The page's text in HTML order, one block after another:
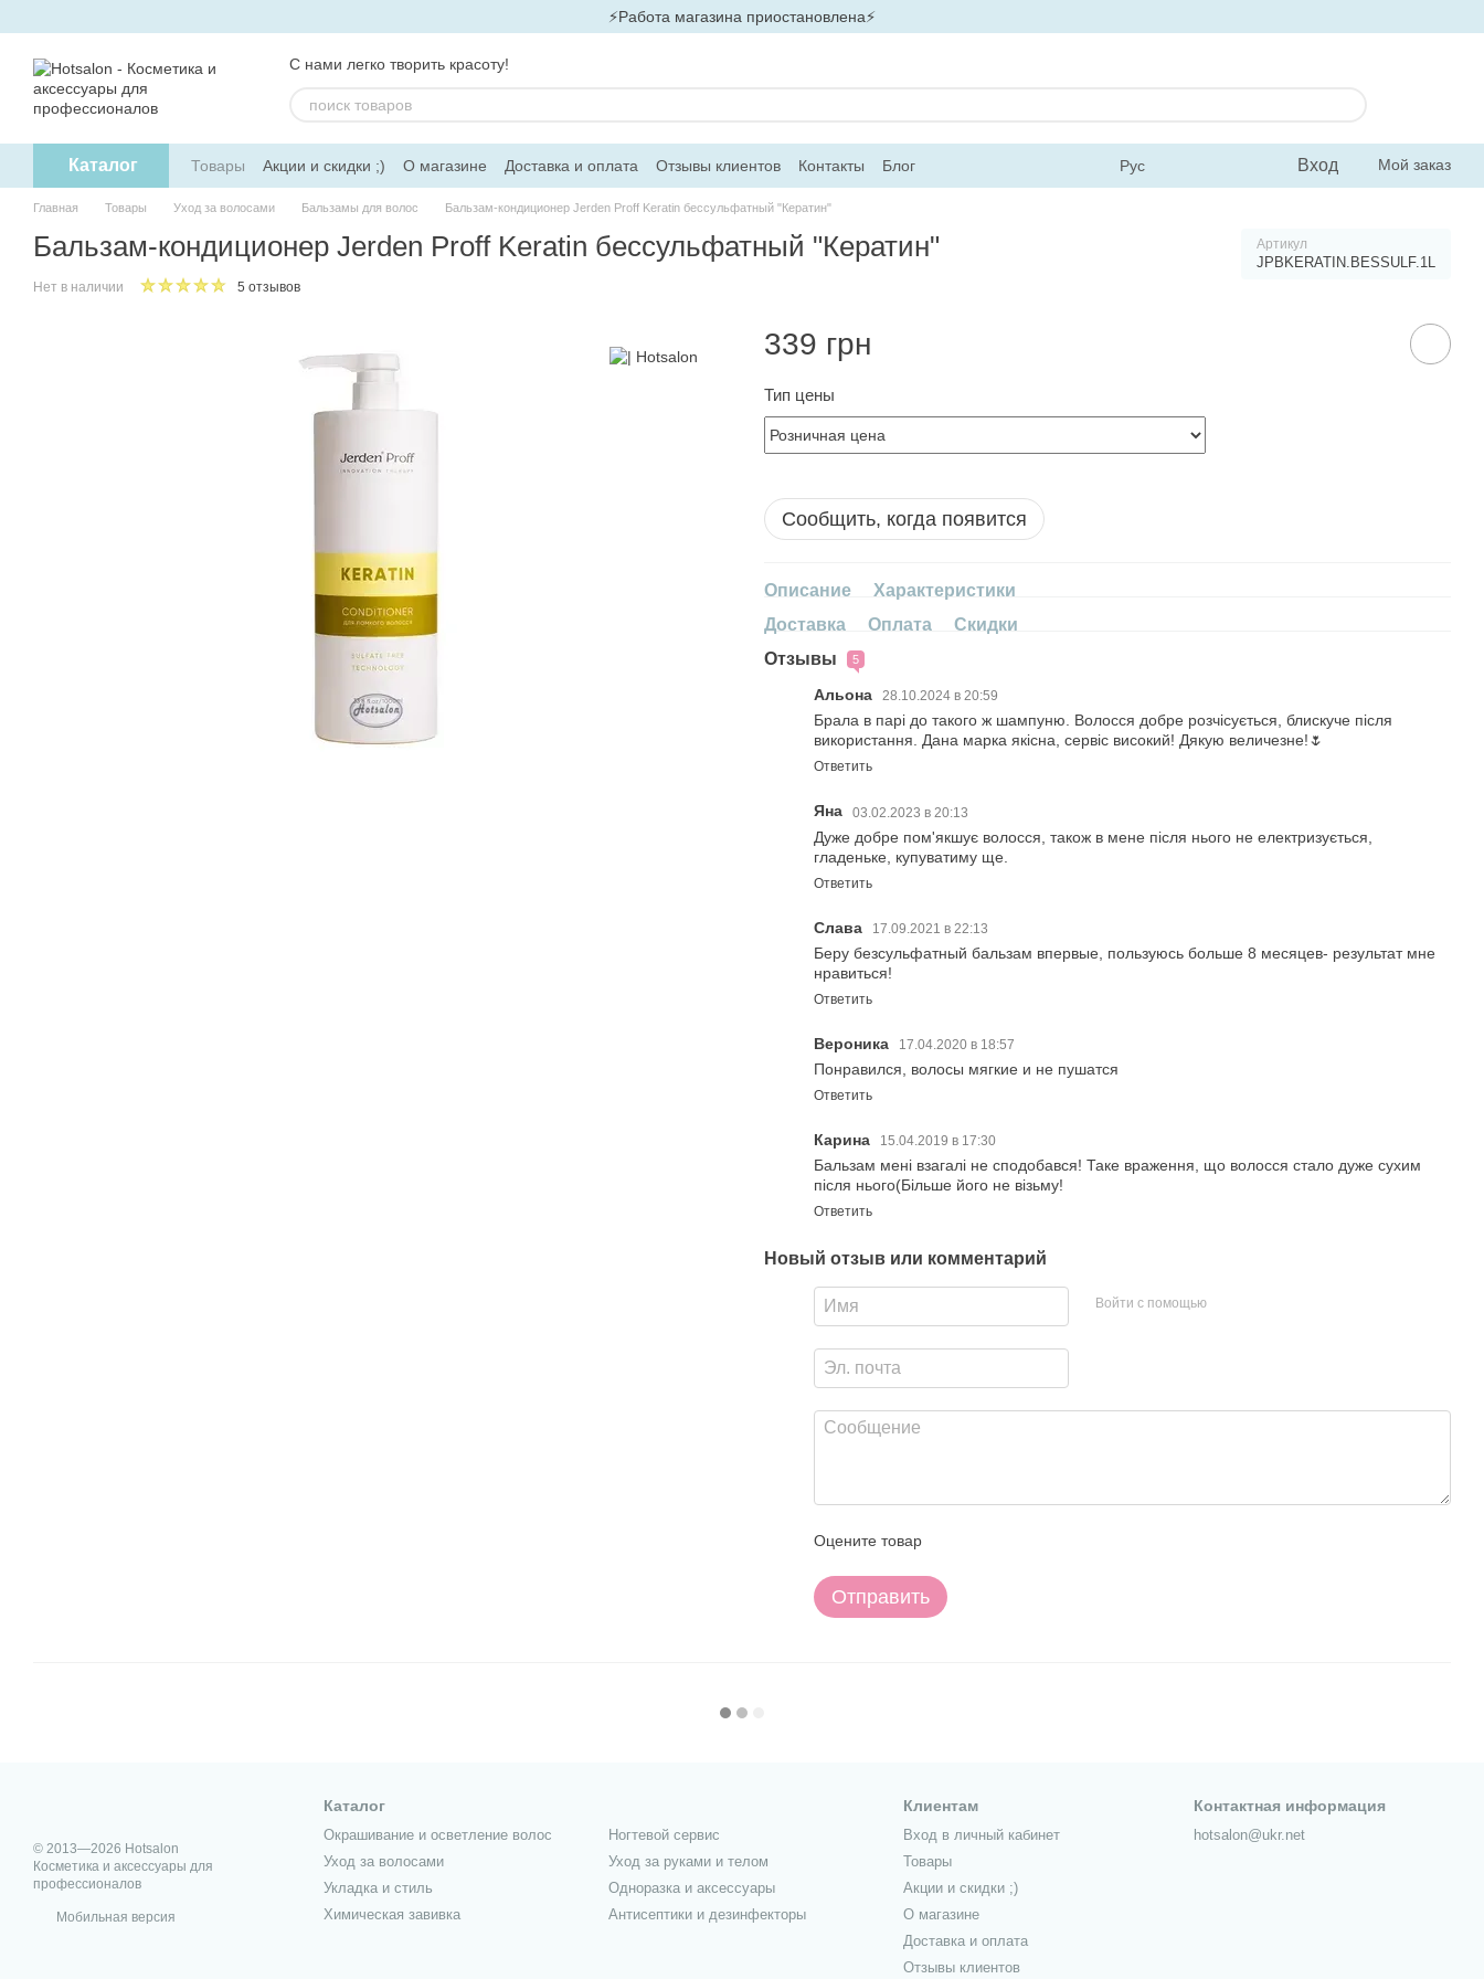
⚡Работа магазина приостановлена⚡
С нами легко творить красоту!
Каталог Товары Акции и скидки ;) О магазине Доставка и оплата Отзывы клиентов Контакты Блог Рус Вход Мой заказ
Главная Товары Уход за волосами Бальзамы для волос Бальзам-кондиционер Jerden Proff Keratin бессульфатный "Кератин"
Бальзам-кондиционер Jerden Proff Keratin бессульфатный "Кератин" Артикул
JPBKERATIN.BESSULF.1L
Нет в наличии 5 отзывов
339 грн
Тип цены
Сообщить, когда появится
Описание
Характеристики
Доставка
Оплата
Скидки
Отзывы
5
Альона 28.10.2024 в 20:59
Брала в парі до такого ж шампуню. Волосся добре розчісується, блискуче після
використання. Дана марка якісна, сервіс високий! Дякую величезне!🌷
Ответить
Яна 03.02.2023 в 20:13
Дуже добре пом'якшує волосся, також в мене після нього не електризується,
гладеньке, купуватиму ще.
Ответить
Слава 17.09.2021 в 22:13
Беру безсульфатный бальзам впервые, пользуюсь больше 8 месяцев- результат мне
нравиться!
Ответить
Вероника 17.04.2020 в 18:57
Понравился, волосы мягкие и не пушатся
Ответить
Карина 15.04.2019 в 17:30
Бальзам мені взагалі не сподобався! Таке враження, що волосся стало дуже сухим
після нього(Більше його не візьму!
Ответить
Новый отзыв или комментарий
Войти с помощью
Оцените товар
Отправить
© 2013—2026 Hotsalon
Косметика и аксессуары для
профессионалов
Мобильная версия
Каталог
Окрашивание и осветление волос
Уход за волосами
Укладка и стиль
Химическая завивка
Ногтевой сервис
Уход за руками и телом
Одноразка и аксессуары
Антисептики и дезинфекторы
Клиентам
Вход в личный кабинет
Товары
Акции и скидки ;)
О магазине
Доставка и оплата
Отзывы клиентов
Контактная информация
hotsalon@ukr.net